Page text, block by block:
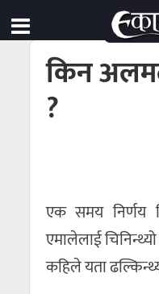
किन
?
एक समय निर्णय
एमालेलाई
कहिले यता